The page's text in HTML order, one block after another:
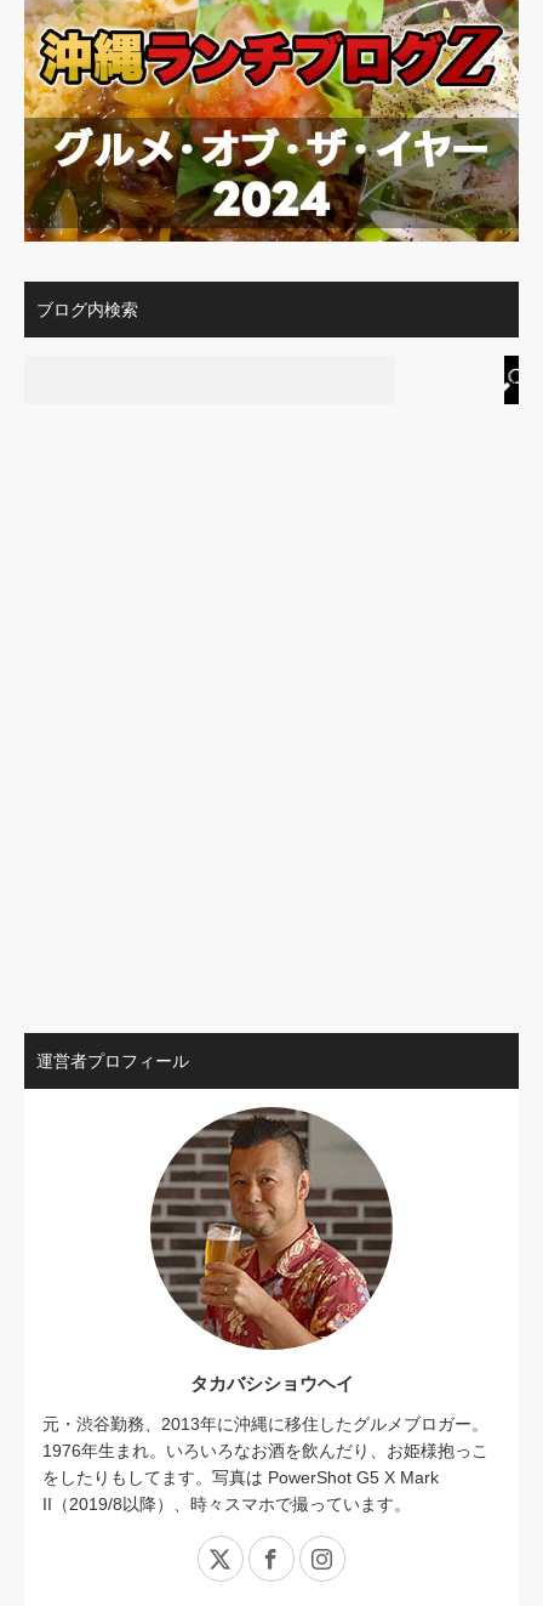
ブログ内検索
運営者プロフィール
タカバシショウヘイ
元・渋谷勤務、2013年に沖縄に移住したグルメブロガー。
1976年生まれ。いろいろなお酒を飲んだり、お姫様抱っこ
をしたりもしてます。写真は PowerShot G5 X Mark
II（2019/8以降）、時々スマホで撮っています。
X FacebookInstagram